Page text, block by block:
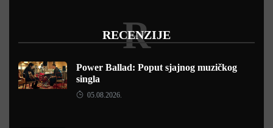
RECENZIJE
R
Power Ballad: Poput sjajnog muzičkog
singla
05.08.2026.